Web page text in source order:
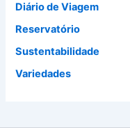
Diário de Viagem
Reservatório
Sustentabilidade
Variedades